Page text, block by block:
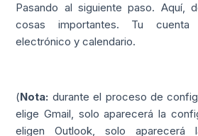
Pasando al siguiente paso. Aquí,
cosas importantes. Tu
electrónico y calendario.
(Nota: durante el proceso de
elige Gmail, solo aparecerá la
eligen Outlook, solo aparecerá